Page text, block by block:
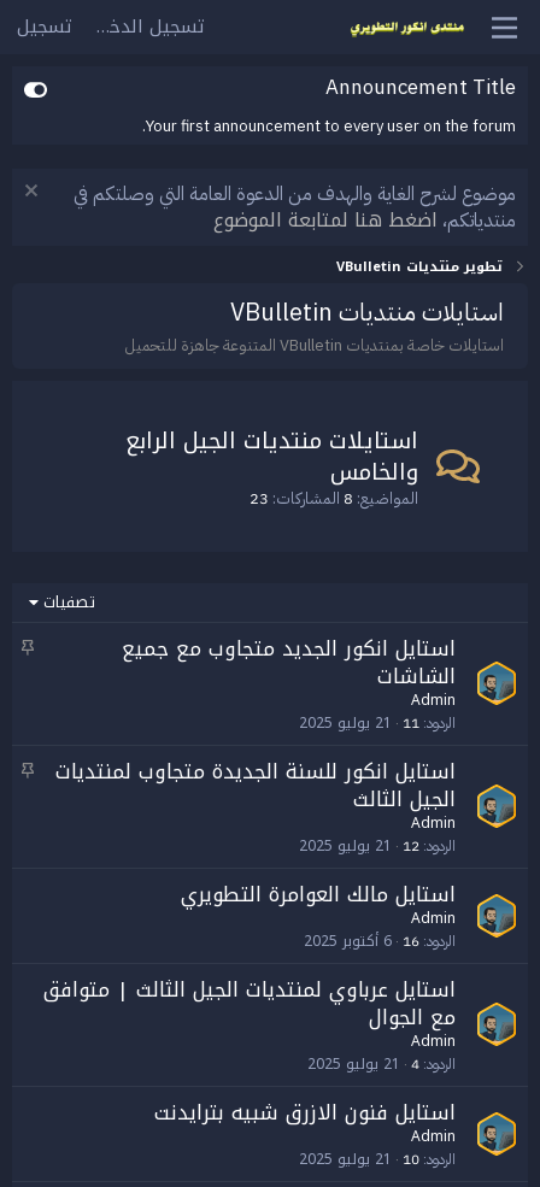
تسجيل الدخول تسجيل
Announcement Title
Your first announcement to every user on the forum.
موضوع لشرح الغاية والهدف من الدعوة العامة التي وصلتكم في
منتدياتكم، اضغط هنا لمتابعة الموضوع
تطوير منتديات VBulletin
استايلات منتديات VBulletin
استايلات خاصة بمنتديات VBulletin المتنوعة جاهزة للتحميل
استايلات منتديات الجيل الرابع
والخامس
المواضيع 8 المشاركات 23
تصفيات
م
استايل انكور الجديد متجاوب مع جميع
الشاشات
Admin
الردود 11
21 يوليو 2025
م
استايل انكور للسنة الجديدة متجاوب لمنتديات
الجيل الثالث
Admin
الردود 12 21 يوليو 2025
استايل مالك العوامرة التطويري
Admin
الردود 16 6 أكتوبر 2025
استايل عرباوي لمنتديات الجيل الثالث | متوافق
مع الجوال
Admin
الردود 4 21 يوليو 2025
استايل فنون الازرق شبيه بترايدنت
Admin
الردود 10 21 يوليو 2025